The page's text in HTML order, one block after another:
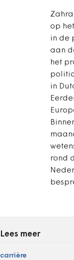
op
in de
aan
het
in
rond
Lees meer
carrière